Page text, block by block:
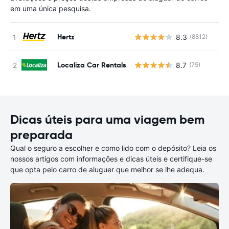
em uma única pesquisa.
Hertz 8.3 (8812)
Localiza Car Rentals 8.7 (75)
Dicas úteis para uma viagem bem
preparada
Qual o seguro a escolher e como lido com o depósito? Leia os
nossos artigos com informações e dicas úteis e certifique-se
que opta pelo carro de aluguer que melhor se lhe adequa.